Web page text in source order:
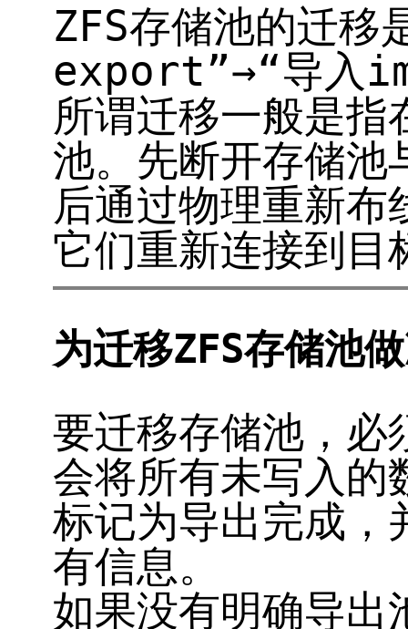
ZFS存储池的迁移
export”→“导入
所谓迁移一般是指
池。先断开存储池
后通过物理重新
它们重新连接到目
为迁移ZFS存储池
要迁移存储池，必
会将所有未写入的
标记为导出完成，
有信息。
如果没有明确导出